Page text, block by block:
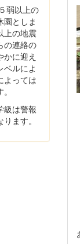
弱以上の
園としま
上の地震
の連絡の
に迎え
ベルによ
よっては
級は警報
ます。